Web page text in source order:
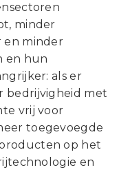
minder
en minder
en hun
als er
bedrijvigheid met
vrij voor
toegevoegde
op het
en